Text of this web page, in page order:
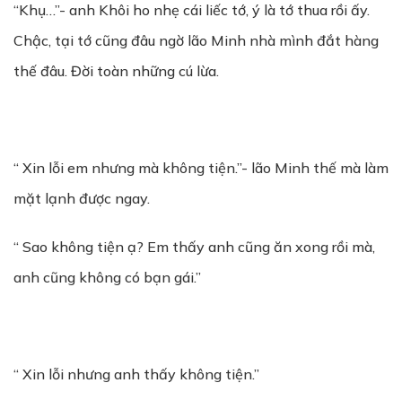
“Khụ…”- anh Khôi ho nhẹ cái liếc tớ, ý là tớ thua rồi ấy.
Chậc, tại tớ cũng đâu ngờ lão Minh nhà mình đắt hàng
thế đâu. Đời toàn những cú lừa.
“ Xin lỗi em nhưng mà không tiện.”- lão Minh thế mà làm
mặt lạnh được ngay.
“ Sao không tiện ạ? Em thấy anh cũng ăn xong rồi mà,
anh cũng không có bạn gái.”
“ Xin lỗi nhưng anh thấy không tiện.”